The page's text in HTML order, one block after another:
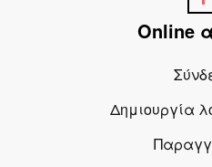
Online
Δημιουργία